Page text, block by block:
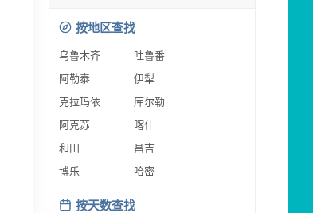
按地区查找
乌鲁木齐
吐鲁番
阿勒泰
伊犁
克拉玛依
库尔勒
阿克苏
喀什
和田
昌吉
博乐
哈密
按天数查找